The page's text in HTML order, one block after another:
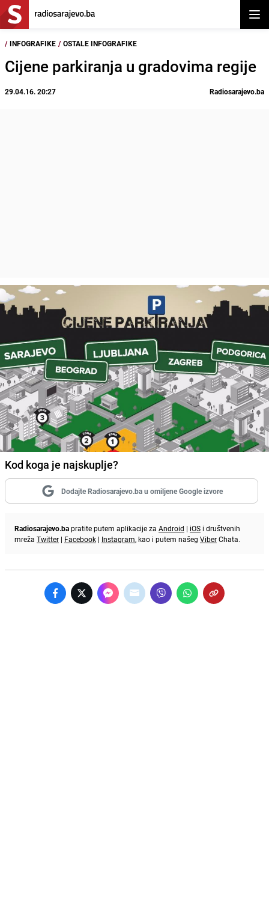
/ INFOGRAFIKE / OSTALE INFOGRAFIKE
Cijene parkiranja u gradovima regije
29.04.16. 20:27 Radiosarajevo.ba
Kod koga je najskuplje?
Dodajte Radiosarajevo.ba u omiljene Google izvore
Radiosarajevo.bapratite putem aplikacije za Android | iOS i društvenih
mreža Twitter | Facebook | Instagram, kao i putem našeg ViberChata.